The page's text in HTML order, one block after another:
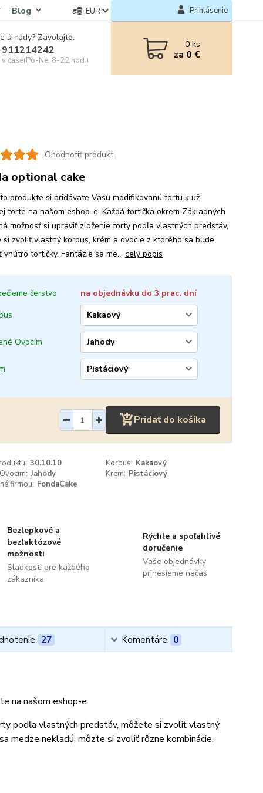
Blog EUR Prihlásenie
si rady? Zavolajte.
čase(Po-Ne, 8-22 hod.)
0ks
za 0 €
Ohodnotiť produkt
optional cake
produkte si pridávate Vašu modifikovanú tortu k už
torte na našom eshop-e. Každá tortička okrem Základných
možnosť si upraviť zloženie torty podľa vlastných predstáv,
si zvoliť vlastný korpus, krém a ovocie z ktorého sa bude
vnútro tortičky. Fantázie sa me... celý popis
čerstvo
na objednávku do 3 prac. dní
Ovocím
Pridať do košíka
30.10.10 Korpus: Kakaový
Jahody Krém: Pistáciový
firmou: FondaCake
Bezlepkové a
bezlaktózové
možnosti
Sladkosti pre každého
zákazníka
Rýchle a spoľahlivé
doručenie
Vaše objednávky
prinesieme načas
27 Komentáre 0
na našom eshop-e.
podľa vlastných predstáv, môžete si zvoliť vlastný
medze nekladú, môzte si zvoliť rôzne kombinácie,